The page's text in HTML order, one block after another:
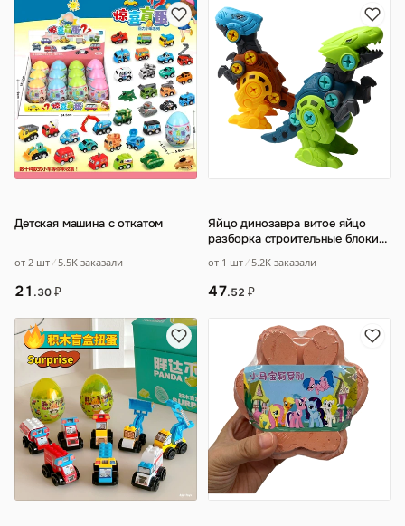
Детская машина с откатом
от 2 шт 5.5K заказали
21 .30₽
Яйцо динозавра витое яйцо
разборка строительные блоки
развив …
от 1 шт 5.2K заказали
47.52 ₽